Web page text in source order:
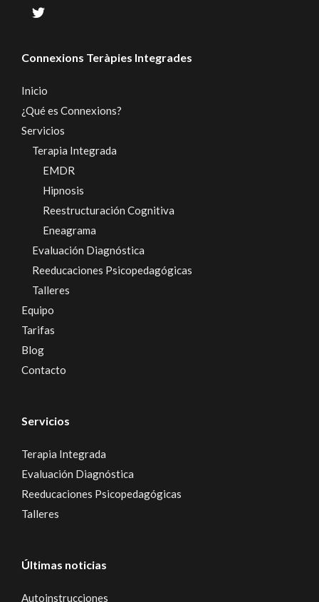
Connexions Teràpies Integrades
Inicio
¿Qué es Connexions?
Servicios
Terapia Integrada
EMDR
Hipnosis
Reestructuración Cognitiva
Eneagrama
Evaluación Diagnóstica
Reeducaciones Psicopedagógicas
Talleres
Equipo
Tarifas
Blog
Contacto
Servicios
Terapia Integrada
Evaluación Diagnóstica
Reeducaciones Psicopedagógicas
Talleres
Últimas noticias
Autoinstrucciones